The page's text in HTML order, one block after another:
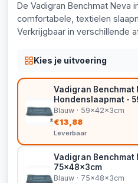
De Vadigran Benchmat Neva
comfortabele, textielen
Verkrijgbaar in verschillende
Kies je uitvoering
Vadigran Benchmat
Hondenslaapmat -
Blauw · 59x42x3cm
€13,88
Leverbaar
Vadigran Benchmat
75x48x3cm
Blauw · 75x48x3cm